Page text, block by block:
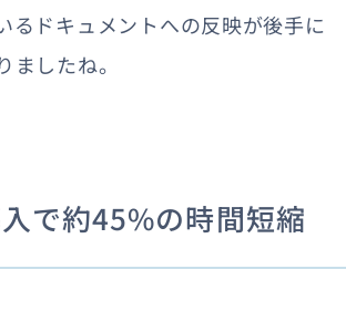
るドキュメントへの反映が後手に
ましたね。
で約45%の時間短縮